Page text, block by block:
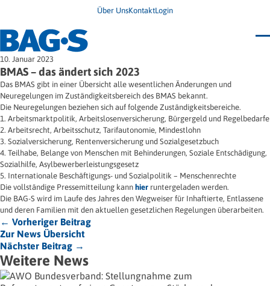
Über UnsKontaktLogin
Bundestagung 2026
Wo finde ich Hilfe?
News
Termine
Veröffentlichungen
Infodienst
Wegweiser
Jugendbroschüre
Impulse
Presse & Stellungnahmen
Newsletter
Unsere Themen
Angehörige
Ersatzfreiheitsstrafe
Freie Straffälligenhilfe
Gesundheit
Migration
Frauen
Wohnen
10. Januar 2023
BMAS – das ändert sich 2023
Das BMAS gibt in einer Übersicht alle wesentlichen Änderungen und
Neuregelungen im Zuständigkeitsbereich des BMAS bekannt.
Die Neuregelungen beziehen sich auf folgende Zuständigkeitsbereiche.
1. Arbeitsmarktpolitik, Arbeitslosenversicherung, Bürgergeld und Regelbedarfe
2. Arbeitsrecht, Arbeitsschutz, Tarifautonomie, Mindestlohn
3. Sozialversicherung, Rentenversicherung und Sozialgesetzbuch
4. Teilhabe, Belange von Menschen mit Behinderungen, Soziale Entschädigung,
Sozialhilfe, Asylbewerberleistungsgesetz
5. Internationale Beschäftigungs- und Sozialpolitik – Menschenrechte
Die vollständige Pressemitteilung kann hier runtergeladen werden.
Die BAG-S wird im Laufe des Jahres den Wegweiser für Inhaftierte, Entlassene
und deren Familien mit den aktuellen gesetzlichen Regelungen überarbeiten.
← Vorheriger Beitrag
Zur News Übersicht
Nächster Beitrag →
Weitere News